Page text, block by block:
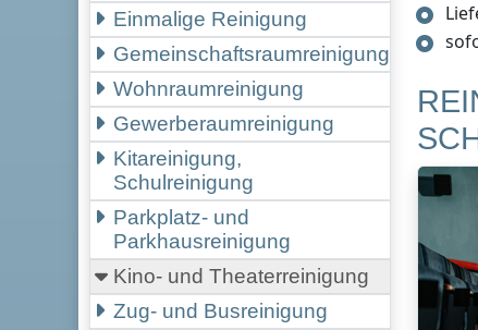
Einmalige Reinigung
Gemeinschaftsraumreinigung
Wohnraumreinigung
Gewerberaumreinigung
Kitareinigung,
Schulreinigung
Parkplatz- und
Parkhausreinigung
Kino- und Theaterreinigung
Zug- und Busreinigung